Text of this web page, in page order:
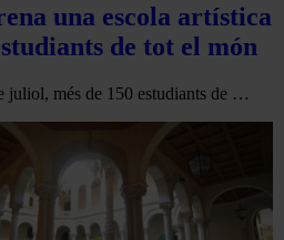
una escola artística
de tot el món
juliol, més de 150 estudiants de …